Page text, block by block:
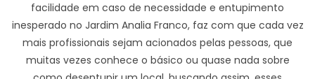
facilidade em caso de necessidade e entupimento
inesperado no Jardim Analia Franco, faz com que cada vez
mais profissionais sejam acionados pelas pessoas, que
muitas vezes conhece o básico ou quase nada sobre